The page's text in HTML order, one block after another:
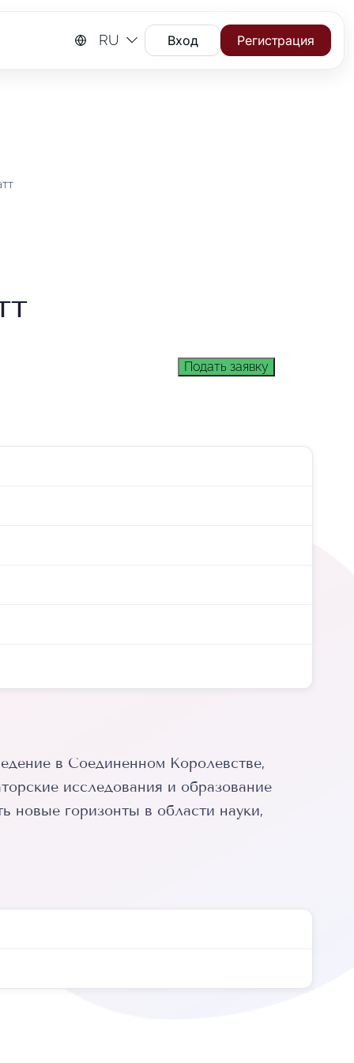
RU Вход Регистрация
Подать заявку
в Соединенном Королевстве,
исследования и образование
новые горизонты в области науки,